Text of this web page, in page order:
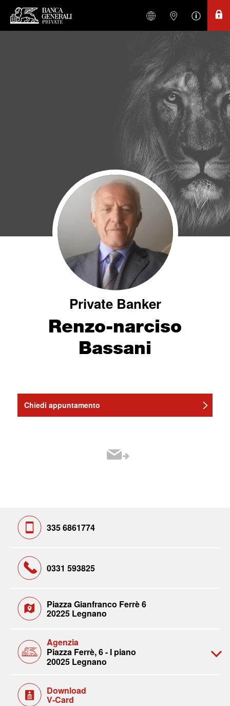
Private Banker
Renzo-narciso
Bassani
Chiedi appuntamento
335 6861774
0331 593825
Piazza Gianfranco Ferrè 6
20225 Legnano
Agenzia
Piazza Ferrè, 6 - I piano
20025 Legnano
Download
V-Card